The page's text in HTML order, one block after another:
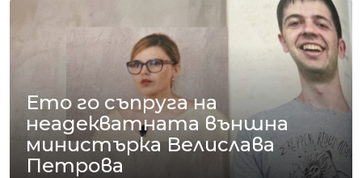
Ето го съпруга на
неадекватната външна
министърка Велислава
Петрова